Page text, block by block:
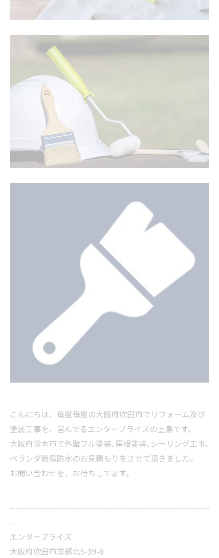
こんにちは、毎度毎度の大阪府吹田市でリフォーム及び
塗装工事を、営んでるエンタープライズの上島です。
大阪府茨木市で外壁フル塗装､屋根塗装､シーリング工事､
ベランダ簡易防水のお見積もりをさせて頂きました。
お問い合わせを、お待ちしてます。
--------------------------------------------------------------------
--
エンタープライズ
大阪府吹田市岸部北5-39-8